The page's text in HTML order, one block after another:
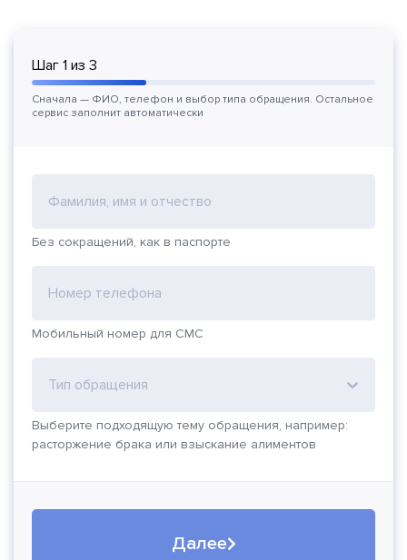
Шаг 1 из 3
Сначала — ФИО, телефон и выбор типа обращения. Остальное
сервис заполнит автоматически
Фамилия, имя и отчество
Без сокращений, как в паспорте
Номер телефона
Мобильный номер для СМС
Тип обращения
Выберите подходящую тему обращения, например:
расторжение брака или взыскание алиментов
Далее